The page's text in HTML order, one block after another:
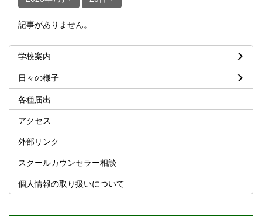
記事がありません。
学校案内
日々の様子
各種届出
アクセス
外部リンク
スクールカウンセラー相談
個人情報の取り扱いについて